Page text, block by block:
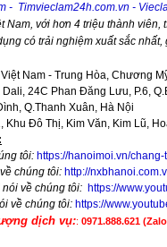
- Timvieclam24h.com.vn -
Nam, với hơn 4 triệu thành viên,
có trải nghiệm xuất sắc
Nam - Trung Hòa, Chương
24C Phan Đăng Lưu, P.6,
Q.Thanh Xuân, Hà Nội
Khu Đô Thị, Kim Văn, Kim Lũ,
tôi: https://hanoimoi.vn/
chúng tôi: http://
về chúng tôi: https://
về chúng tôi: https://
dịch vụ:: 0971.888.621